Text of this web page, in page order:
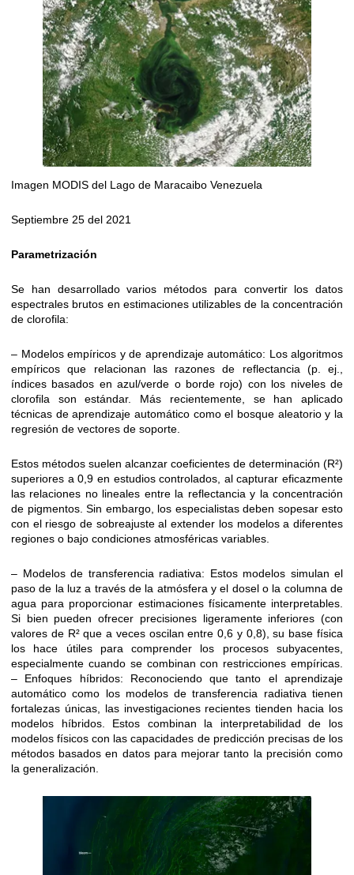
Imagen MODIS del Lago de Maracaibo Venezuela
Septiembre 25 del 2021
Parametrización
Se han desarrollado varios métodos para convertir los datos
espectrales brutos en estimaciones utilizables de la concentración
de clorofila:
– Modelos empíricos y de aprendizaje automático: Los algoritmos
empíricos que relacionan las razones de reflectancia (p. ej.,
índices basados ​​en azul/verde o borde rojo) con los niveles de
clorofila son estándar. Más recientemente, se han aplicado
técnicas de aprendizaje automático como el bosque aleatorio y la
regresión de vectores de soporte.
Estos métodos suelen alcanzar coeficientes de determinación (R²)
superiores a 0,9 en estudios controlados, al capturar eficazmente
las relaciones no lineales entre la reflectancia y la concentración
de pigmentos. Sin embargo, los especialistas deben sopesar esto
con el riesgo de sobreajuste al extender los modelos a diferentes
regiones o bajo condiciones atmosféricas variables.
– Modelos de transferencia radiativa: Estos modelos simulan el
paso de la luz a través de la atmósfera y el dosel o la columna de
agua para proporcionar estimaciones físicamente interpretables.
Si bien pueden ofrecer precisiones ligeramente inferiores (con
valores de R² que a veces oscilan entre 0,6 y 0,8), su base física
los hace útiles para comprender los procesos subyacentes,
especialmente cuando se combinan con restricciones empíricas.
– Enfoques híbridos: Reconociendo que tanto el aprendizaje
automático como los modelos de transferencia radiativa tienen
fortalezas únicas, las investigaciones recientes tienden hacia los
modelos híbridos. Estos combinan la interpretabilidad de los
modelos físicos con las capacidades de predicción precisas de los
métodos basados ​​en datos para mejorar tanto la precisión como
la generalización.